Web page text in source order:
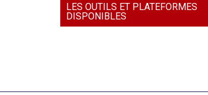
LES OUTILS ET PLATEFORMES
DISPONIBLES